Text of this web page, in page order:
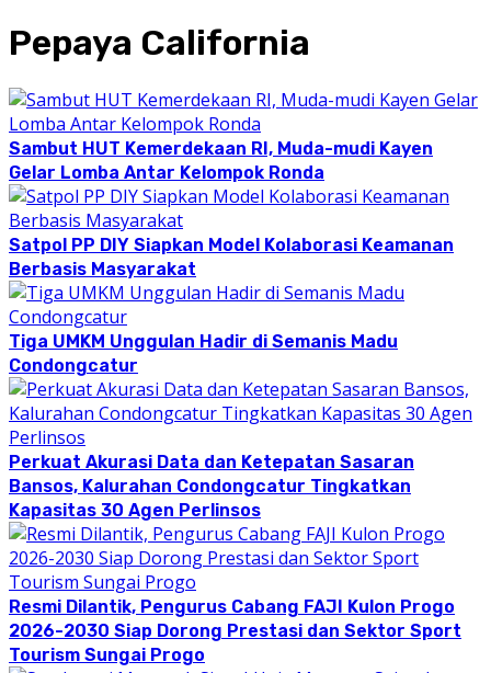
Pepaya California
Sambut HUT Kemerdekaan RI, Muda-mudi Kayen
Gelar Lomba Antar Kelompok Ronda
Satpol PP DIY Siapkan Model Kolaborasi Keamanan
Berbasis Masyarakat
Tiga UMKM Unggulan Hadir di Semanis Madu
Condongcatur
Perkuat Akurasi Data dan Ketepatan Sasaran
Bansos, Kalurahan Condongcatur Tingkatkan
Kapasitas 30 Agen Perlinsos
Resmi Dilantik, Pengurus Cabang FAJI Kulon Progo
2026-2030 Siap Dorong Prestasi dan Sektor Sport
Tourism Sungai Progo